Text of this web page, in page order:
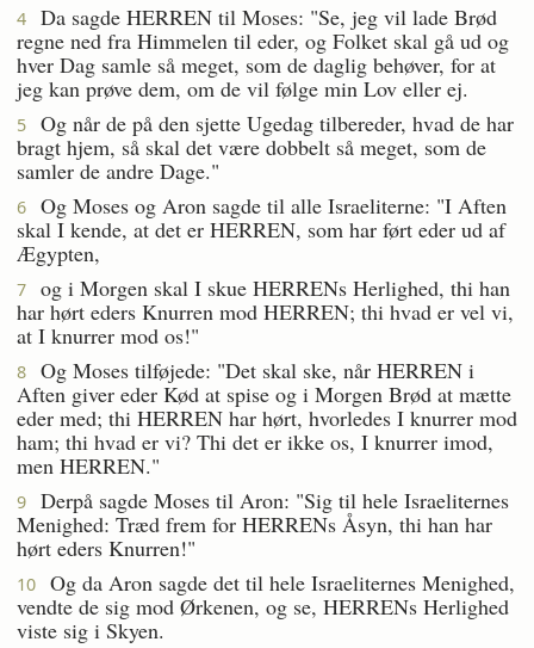
4
Da sagde HERREN til Moses: "Se, jeg vil lade Brød
regne ned fra Himmelen til eder, og Folket skal gå ud og
hver Dag samle så meget, som de daglig behøver, for at
jeg kan prøve dem, om de vil følge min Lov eller ej.
5
Og når de på den sjette Ugedag tilbereder, hvad de har
bragt hjem, så skal det være dobbelt så meget, som de
samler de andre Dage."
6
Og Moses og Aron sagde til alle Israeliterne: "I Aften
skal I kende, at det er HERREN, som har ført eder ud af
Ægypten,
7
og i Morgen skal I skue HERRENs Herlighed, thi han
har hørt eders Knurren mod HERREN; thi hvad er vel vi,
at I knurrer mod os!"
8
Og Moses tilføjede: "Det skal ske, når HERREN i
Aften giver eder Kød at spise og i Morgen Brød at mætte
eder med; thi HERREN har hørt, hvorledes I knurrer mod
ham; thi hvad er vi? Thi det er ikke os, I knurrer imod,
men HERREN."
9
Derpå sagde Moses til Aron: "Sig til hele Israeliternes
Menighed: Træd frem for HERRENs Åsyn, thi han har
hørt eders Knurren!"
10
Og da Aron sagde det til hele Israeliternes Menighed,
vendte de sig mod Ørkenen, og se, HERRENs Herlighed
viste sig i Skyen.